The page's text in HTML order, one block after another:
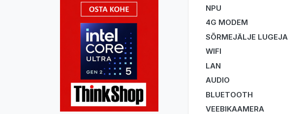
NPU
4G MODEM
SÕRMEJÄLJE LUGEJA
WIFI
LAN
AUDIO
BLUETOOTH
VEEBIKAAMERA